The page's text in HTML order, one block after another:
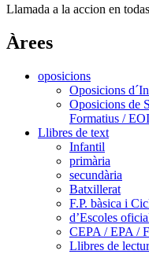
Llamada a la accion en
Àrees
oposicions
Oposicions
Oposicions de
Formatius / EOI
Llibres de text
Infantil
primària
secundària
Batxillerat
F.P. bàsica i
d’Escoles
CEPA / EPA /
Llibres de